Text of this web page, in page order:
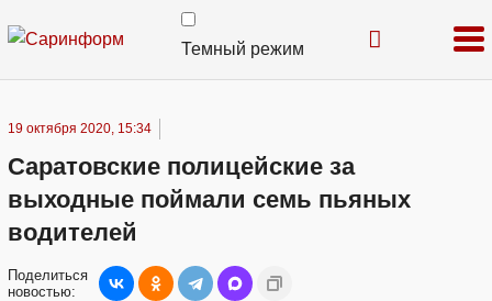
Темный режим
19 октября 2020, 15:34
Саратовские полицейские за
выходные поймали семь пьяных
водителей
Поделиться
новостью: